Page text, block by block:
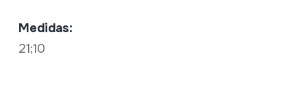
Medidas:
21;10